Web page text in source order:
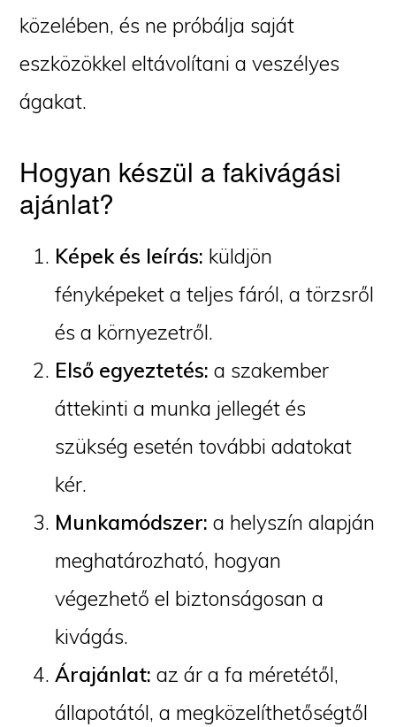
közelében, és ne próbálja saját
eszközökkel eltávolítani a veszélyes
ágakat.
Hogyan készül a fakivágási
ajánlat?
Képek és leírás: küldjön
fényképeket a teljes fáról, a törzsről
és a környezetről.
Első egyeztetés: a szakember
áttekinti a munka jellegét és
szükség esetén további adatokat
kér.
Munkamódszer: a helyszín alapján
meghatározható, hogyan
végezhető el biztonságosan a
kivágás.
Árajánlat: az ár a fa méretétől,
állapotától, a megközelíthetőségtől